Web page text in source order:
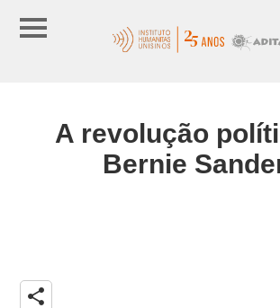
A revolução
Bernie
share